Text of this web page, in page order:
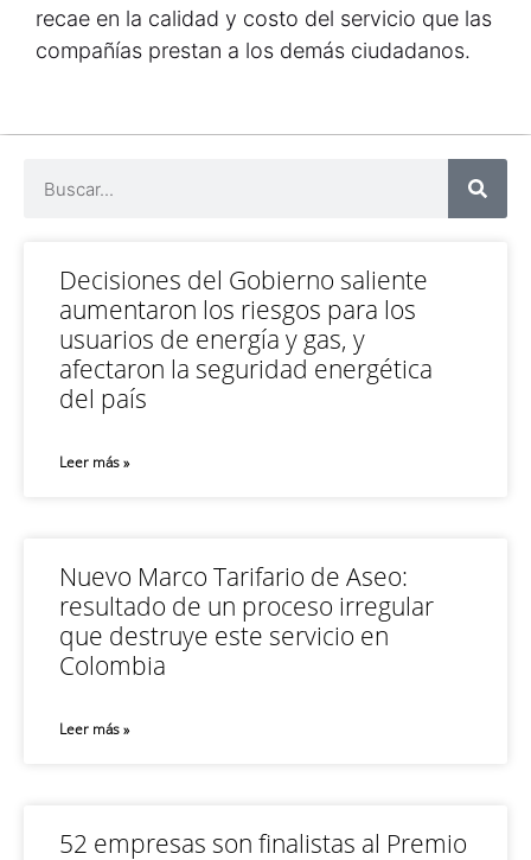
recae en la calidad y costo del servicio que las
compañías prestan a los demás ciudadanos.
Decisiones del Gobierno saliente
aumentaron los riesgos para los
usuarios de energía y gas, y
afectaron la seguridad energética
del país
Leer más »
Nuevo Marco Tarifario de Aseo:
resultado de un proceso irregular
que destruye este servicio en
Colombia
Leer más »
52 empresas son finalistas al Premio